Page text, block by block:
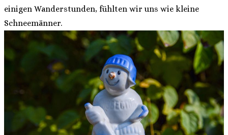
einigen Wanderstunden, fühlten wir uns wie kleine
Schneemänner.